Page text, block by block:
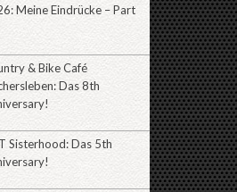
Meine Eindrücke – Part
& Bike Café
Das 8th
Sisterhood: Das 5th